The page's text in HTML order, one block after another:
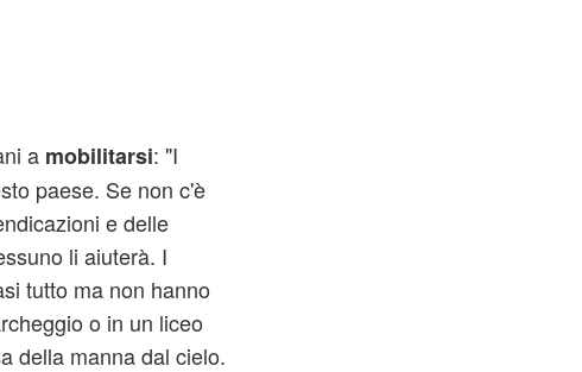
a mobilitarsi: "I
paese. Se non c'è
e delle
li aiuterà. I
tutto ma non hanno
o in un liceo
della manna dal cielo.